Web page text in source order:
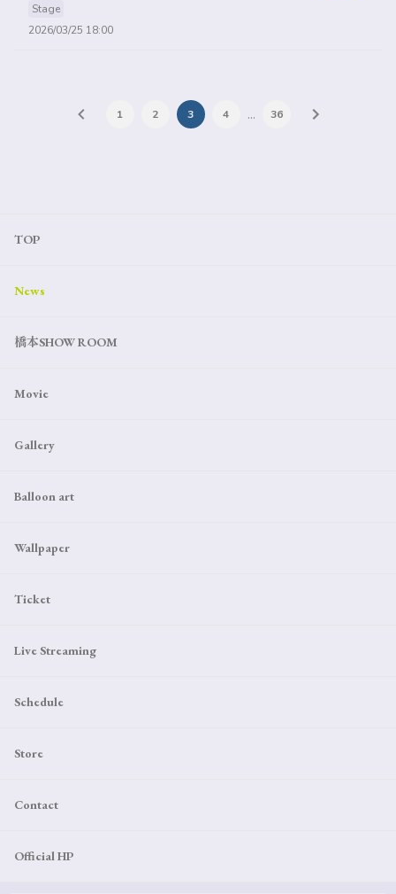
Stage
2026/03/25 18:00
1 2 3 4 … 36
TOP
News
橋本SHOW ROOM
Movie
Gallery
Balloon art
Wallpaper
Ticket
Live Streaming
Schedule
Store
Contact
Official HP